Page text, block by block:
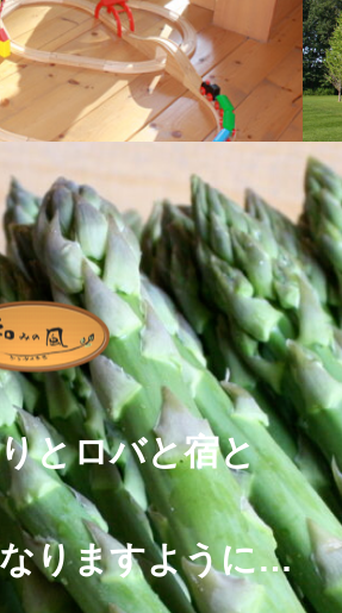
とロバと宿と
りますように…